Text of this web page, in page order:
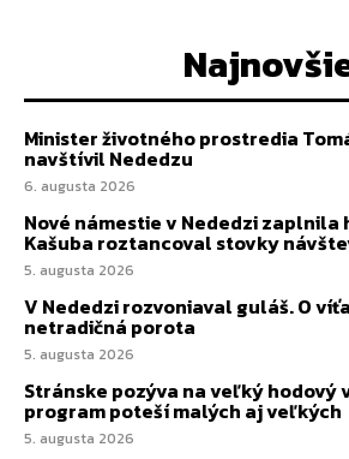
Minister životného prostredia
navštívil Nededzu
6. augusta 2026
Nové námestie v Nededzi zaplnila
Kašuba roztancoval stovky
5. augusta 2026
V Nededzi rozvoniaval guláš. O
netradičná porota
5. augusta 2026
Stránske pozýva na veľký hodový
program poteší malých aj veľkých
5. augusta 2026